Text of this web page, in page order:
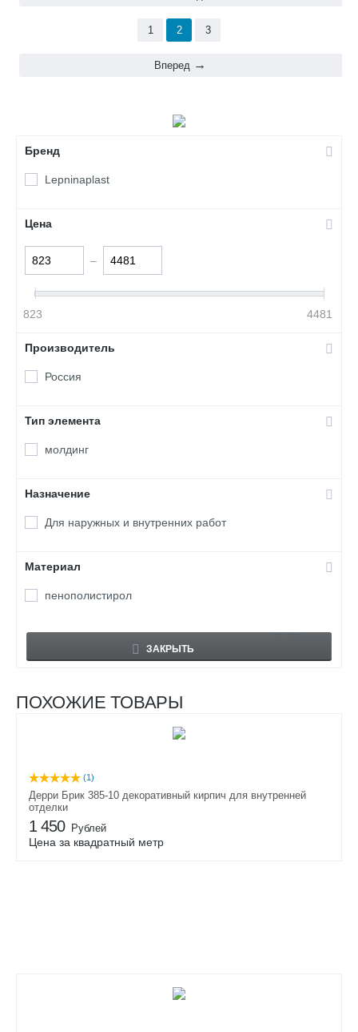
1 2 3
Вперед
Бренд
Lepninaplast
Цена
–
823 4481
Производитель
Россия
Тип элемента
молдинг
Назначение
Для наружных и внутренних работ
Материал
пенополистирол
Сбросить
ЗАКРЫТЬ
ПОХОЖИЕ ТОВАРЫ
(1)
Дерри Брик 385-10 декоративный кирпич для внутренней
отделки
1 450 Рублей
Цена за квадратный метр